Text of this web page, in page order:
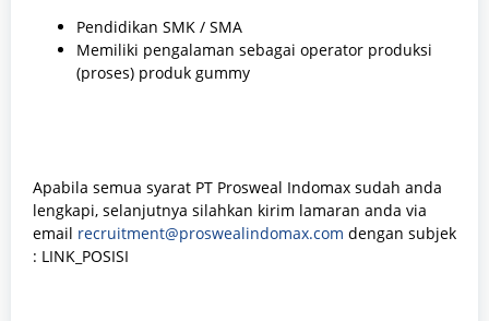
Pendidikan SMK / SMA
Memiliki pengalaman sebagai operator produksi
(proses) produk gummy
Apabila semua syarat PT Prosweal Indomax sudah anda
lengkapi, selanjutnya silahkan kirim lamaran anda via
email recruitment@proswealindomax.com dengan subjek
: LINK_POSISI